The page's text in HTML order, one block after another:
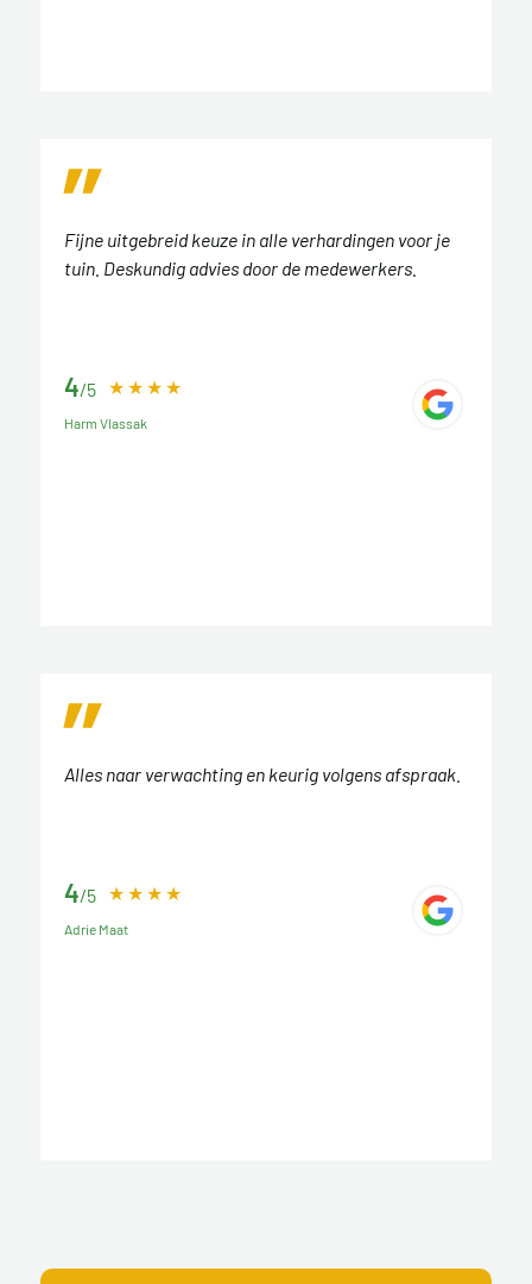
Fijne uitgebreid keuze in alle verhardingen voor je
tuin. Deskundig advies door de medewerkers.
4/5
Harm Vlassak
Alles naar verwachting en keurig volgens afspraak.
4/5
Adrie Maat